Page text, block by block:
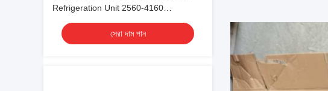
Refrigeration Unit 2560-4160
-18℃~30℃
সেরা দাম পান